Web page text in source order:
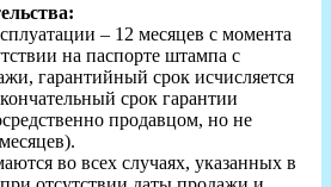
– 12 месяцев с момента
на паспорте штампа с
гарантийный срок исчисляется
срок гарантии
продавцом, но не
во всех случаях, указанных в